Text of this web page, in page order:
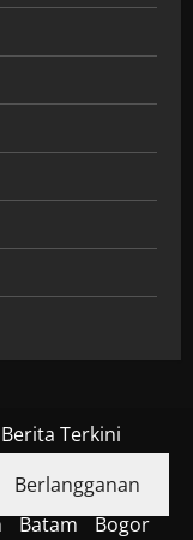
Berita Terkini
Kesehatan
Aceh
Batam Bogor
Berlangganan